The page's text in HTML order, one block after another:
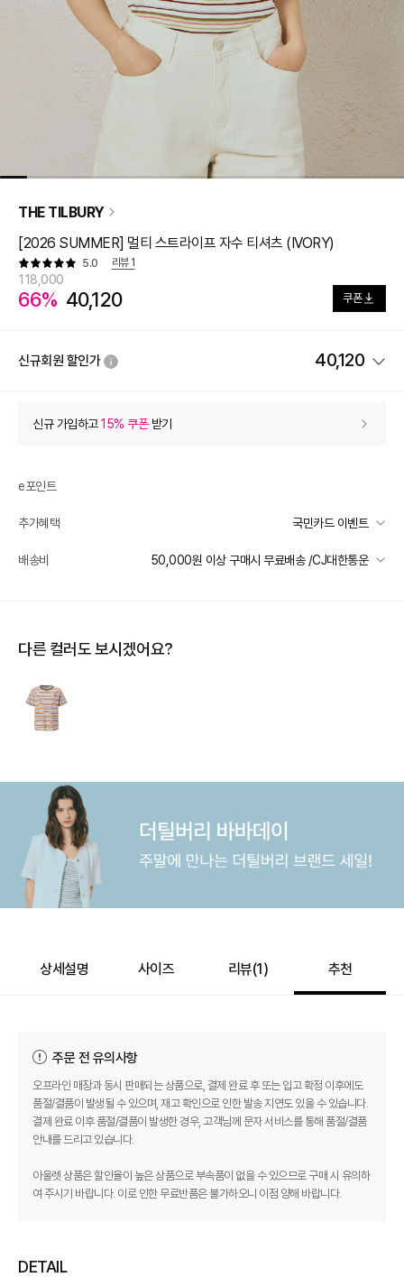
THE TILBURY
[2026 SUMMER] 멀티 스트라이프 자수 티셔츠 (IVORY)
5.0 리뷰1
118,000
66% 40,120 쿠폰
신규회원 할인가 40,120
상품 할인 (자동적용)
상품 쿠폰 할인 - 7,080
[더틸버리] 바바데이 15% - 7080
추가 할인
바바캐시 1% 할인
신규 가입하고15% 쿠폰받기
e포인트
추가혜택 국민카드 이벤트
국민카드 이벤트
배송비 50,000원 이상 구매시 무료배송 /CJ대한통운
제주 도서산간 지역
배송 가능 지역
다른 컬러도 보시겠어요?
상세설명 사이즈 리뷰(1) 추천
주문 전 유의사항
오프라인 매장과 동시 판매되는 상품으로, 결제 완료 후 또는 입고 확정 이후에도
품절/결품이 발생될 수 있으며, 재고 확인으로 인한 발송 지연도 있을 수 있습니다.
결제 완료 이후 품절/결품이 발생한 경우, 고객님께 문자 서비스를 통해 품절/결품
안내를 드리고 있습니다.
아울렛 상품은 할인율이 높은 상품으로 부속품이 없을 수 있으므로 구매 시 유의하
여 주시기 바랍니다. 이로 인한 무료반품은 불가하오니 이점 양해 바랍니다.
DETAIL